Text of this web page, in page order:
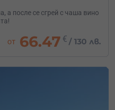
а после се сгрей с чаша вино
от 66.47 € /130 лв.